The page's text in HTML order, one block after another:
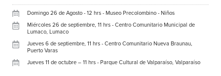
Domingo 26 de Agosto - 12 hrs - Museo Precolombino - Niños
Miércoles 26 de septiembre, 11 hrs - Centro Comunitario Municipal de
Lumaco, Lumaco
Jueves 6 de septiembre, 11 hrs - Centro Comunitario Nueva Braunau,
Puerto Varas
Jueves 11 de octubre – 11 hrs - Parque Cultural de Valparaíso, Valparaíso